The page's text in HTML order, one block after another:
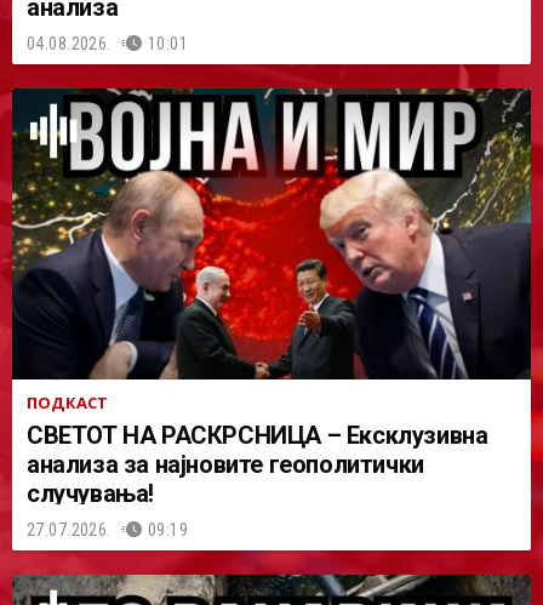
анализа
04.08.2026. 10:01
ПОДКАСТ
СВЕТОТ НА РАСКРСНИЦА – Ексклузивна
анализа за најновите геополитички
случувања!
27.07.2026. 09:19